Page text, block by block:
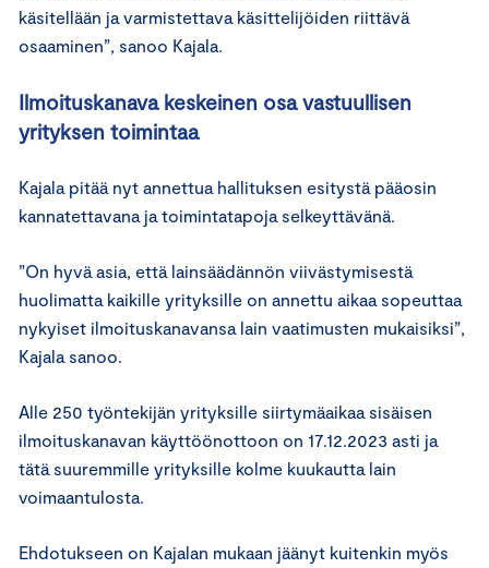
käsitellään ja varmistettava käsittelijöiden riittävä
osaaminen”, sanoo Kajala.
Ilmoituskanava keskeinen osa vastuullisen
yrityksen toimintaa
Kajala pitää nyt annettua hallituksen esitystä pääosin
kannatettavana ja toimintatapoja selkeyttävänä.
”On hyvä asia, että lainsäädännön viivästymisestä
huolimatta kaikille yrityksille on annettu aikaa sopeuttaa
nykyiset ilmoituskanavansa lain vaatimusten mukaisiksi”,
Kajala sanoo.
Alle 250 työntekijän yrityksille siirtymäaikaa sisäisen
ilmoituskanavan käyttöönottoon on 17.12.2023 asti ja
tätä suuremmille yrityksille kolme kuukautta lain
voimaantulosta.
Ehdotukseen on Kajalan mukaan jäänyt kuitenkin myös